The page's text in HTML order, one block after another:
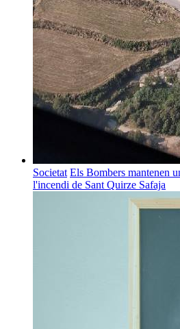
Societat Els Bombers mantenen
l'incendi de Sant Quirze Safaja